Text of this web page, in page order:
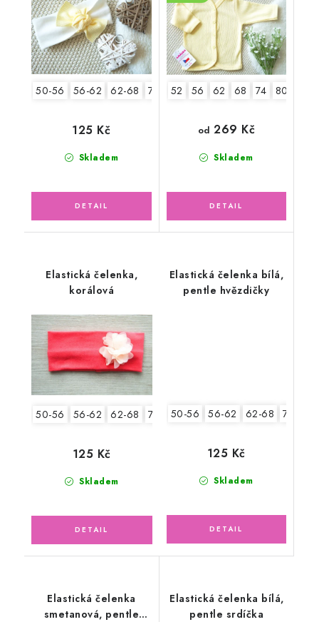
50-56 56-62 62-68 74-86
Skladem
125 Kč
52 56 62 68 74 80
Skladem
od 269 Kč
Elastická čelenka,
korálová
50-56 56-62 62-68 74-86
Skladem
125 Kč
Elastická čelenka bílá,
pentle hvězdičky
50-56 56-62 62-68 74-86
Skladem
125 Kč
Elastická čelenka
smetanová, pentle
Elastická čelenka bílá,
pentle srdíčka